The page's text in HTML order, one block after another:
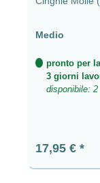
Medio
pronto per
3 giorni
disponibile: 2
Prezzo
17,95 €